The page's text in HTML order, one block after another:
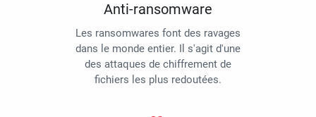
Anti-ransomware
Les ransomwares font des ravages
dans le monde entier. Il s'agit d'une
des attaques de chiffrement de
fichiers les plus redoutées.